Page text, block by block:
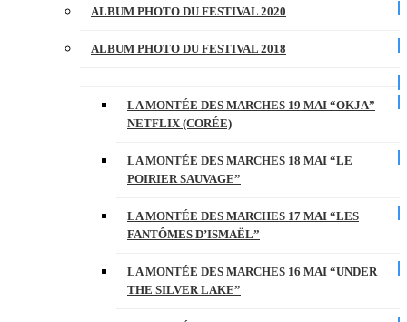
ALBUM PHOTO DU FESTIVAL 2020
ALBUM PHOTO DU FESTIVAL 2018
LA MONTÉE DES MARCHES 19 MAI “OKJA”
NETFLIX (CORÉE)
LA MONTÉE DES MARCHES 18 MAI “LE
POIRIER SAUVAGE”
LA MONTÉE DES MARCHES 17 MAI “LES
FANTÔMES D’ISMAËL”
LA MONTÉE DES MARCHES 16 MAI “UNDER
THE SILVER LAKE”